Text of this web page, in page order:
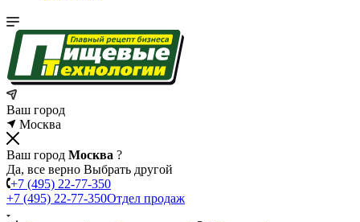
Ваш город
Москва
Ваш город Москва ?
Да, все верно Выбрать другой
+7 (495) 22-77-350
+7 (495) 22-77-350Отдел продаж